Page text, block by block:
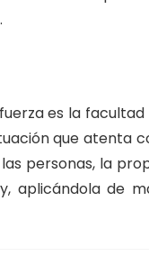
es la
que atenta
personas, la
aplicándola de